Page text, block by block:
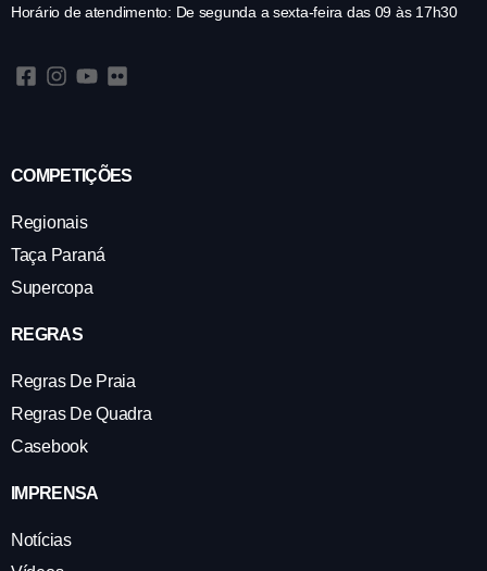
Horário de atendimento: De segunda a sexta-feira das 09 às 17h30
COMPETIÇÕES
Regionais
Taça Paraná
Supercopa
REGRAS
Regras De Praia
Regras De Quadra
Casebook
IMPRENSA
Notícias